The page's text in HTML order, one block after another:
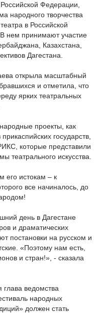
Федерации,
народного творчества
в Российской
нем принимают участие
Казахстана,
Дагестана.
открыла масштабный
и отметила, что
ярких театральных
проекты, как
государств,
которые представили
искусства.
его истокам – к
все начиналось, до
день в Дагестане
и драматических
постановки на русском и
«Поэтому нам есть,
и стран!», - сказала
глава ведомства
народных
должен стать